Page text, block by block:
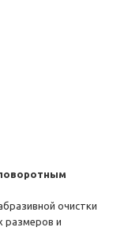
очистки
размеров и